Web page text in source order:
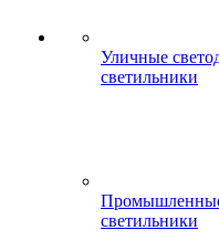
Уличные
светильники
светильники